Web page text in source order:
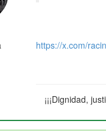
https://x.com/
¡¡¡Dignidad,